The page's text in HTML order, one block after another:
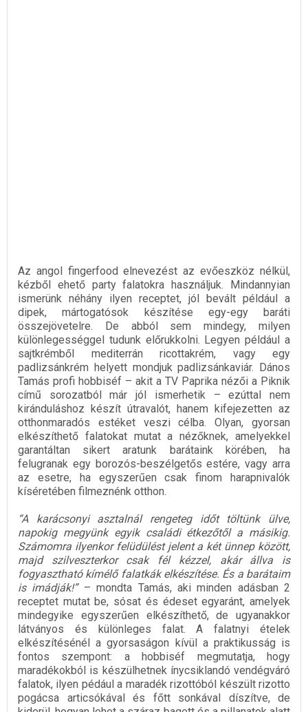
Az angol fingerfood elnevezést az evőeszköz nélkül,
kézből ehető party falatokra használjuk. Mindannyian
ismerünk néhány ilyen receptet, jól bevált például a
dipek, mártogatósok készítése egy-egy baráti
összejövetelre. De abból sem mindegy, milyen
különlegességgel tudunk előrukkolni. Legyen például a
sajtkrémből mediterrán ricottakrém, vagy egy
padlizsánkrém helyett mondjuk padlizsánkaviár. Dános
Tamás profi hobbiséf – akit a TV Paprika nézői a Piknik
című sorozatból már jól ismerhetik – ezúttal nem
kiránduláshoz készít útravalót, hanem kifejezetten az
otthonmaradós estéket veszi célba. Olyan, gyorsan
elkészíthető falatokat mutat a nézőknek, amelyekkel
garantáltan sikert aratunk barátaink körében, ha
felugranak egy borozós-beszélgetős estére, vagy arra
az esetre, ha egyszerűen csak finom harapnivalók
kíséretében filmeznénk otthon.
“A karácsonyi asztalnál rengeteg időt töltünk ülve,
napokig megyünk egyik családi étkezőtől a másikig.
Számomra ilyenkor felüdülést jelent a két ünnep között,
majd szilveszterkor csak fél kézzel, akár állva is
fogyasztható kímélő falatkák elkészítése. És a barátaim
is imádják!”– mondta Tamás, aki minden adásban 2
receptet mutat be, sósat és édeset egyaránt, amelyek
mindegyike egyszerűen elkészíthető, de ugyanakkor
látványos és különleges falat. A falatnyi ételek
elkészítésénél a gyorsaságon kívül a praktikusság is
fontos szempont: a hobbiséf megmutatja, hogy
maradékokból is készülhetnek ínycsiklandó vendégváró
falatok, ilyen pédául a maradék rizottóból készült rizotto
pogácsa articsókával és főtt sonkával díszítve, de